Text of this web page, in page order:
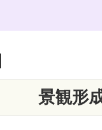
景観形